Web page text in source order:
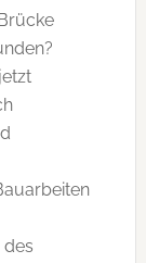
des